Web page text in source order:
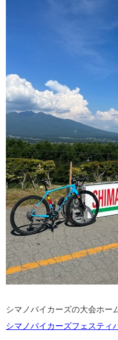
シマノバイカーズの大会ホー
シマノバイカーズフェスティ